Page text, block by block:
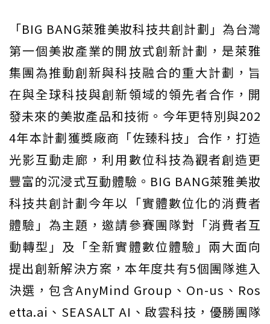
「BIG BANG萊雅美妝科技共創計劃」為台灣
第一個美妝產業的開放式創新計劃，是萊雅
集團為推動創新與科技融合的重大計劃，旨
在與全球科技與創新領域的領先者合作，開
發未來的美妝產品和技術。今年更特別與202
4年本計劃獲獎廠商「佐臻科技」合作，打造
光影互動走廊，利用數位科技為觀者創造更
豐富的沉浸式互動體驗。BIG BANG萊雅美妝
科技共創計劃今年以「實體數位化的消費者
體驗」為主題，邀請參賽團隊對「消費者互
動轉型」及「全新實體數位體驗」兩大面向
提出創新解決方案，本年度共有5個團隊進入
決選，包含AnyMind Group、On-us、Ros
etta.ai、SEASALT AI、啟雲科技，優勝團隊